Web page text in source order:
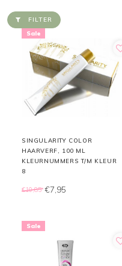
FILTER
Sale
SINGULARITY COLOR
HAARVERF, 100 ML
KLEURNUMMERS T/M KLEUR
8
€10,85 €7,95
Sale